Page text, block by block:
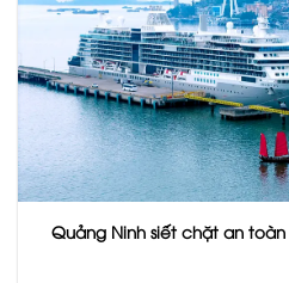
Quảng Ninh siết chặt an